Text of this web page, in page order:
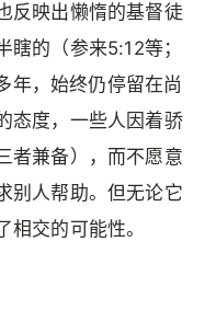
反映出懒惰的基督徒
的（参来5:12等；
，始终仍停留在尚
态度，一些人因着骄
者兼备），而不愿意
别人帮助。但无论它
交的可能性。